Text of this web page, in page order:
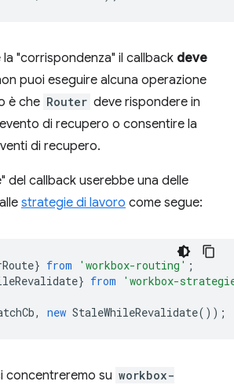
la "corrispondenza" il callback deve
puoi eseguire alcuna operazione
è che Router deve rispondere in
di recupero o consentire la
di recupero.
del callback userebbe una delle
strategie di lavoro come segue:
} from 'workbox-routing' ;
} from 'workbox-
, new StaleWhileRevalidate());
concentreremo su workbox-